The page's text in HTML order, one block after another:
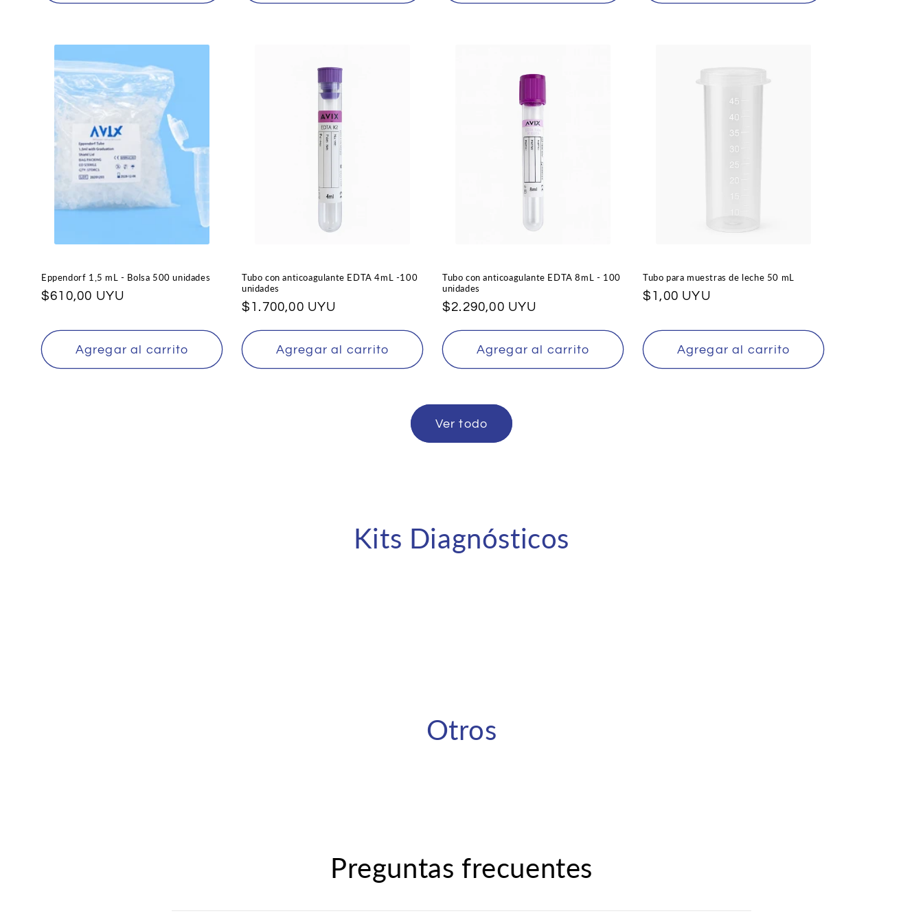
Eppendorf 1,5 mL - Bolsa 500 unidades
Precio
$610,00 UYU
Agregar al carrito
Tubo con anticoagulante EDTA 4mL -100
unidades
Precio
$1.700,00 UYU
Agregar al carrito
Tubo con anticoagulante EDTA 8mL - 100
unidades
Precio
$2.290,00 UYU
Agregar al carrito
Tubo para muestras de leche 50 mL
Precio
$1,00 UYU
Agregar al carrito
Ver todo
Kits Diagnósticos
Otros
Preguntas frecuentes